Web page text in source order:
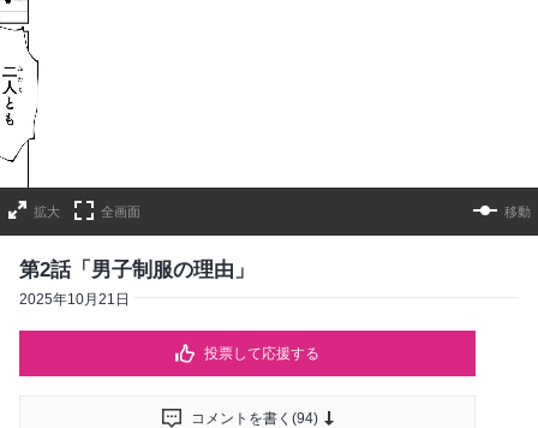
拡大 全画面 移動
第2話「男子制服の理由」
2025年10月21日
投票して応援する
コメントを書く(94)